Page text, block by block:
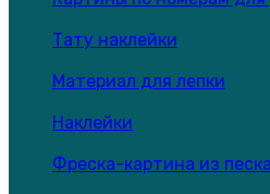
Тату наклейки
Материал для лепки
Наклейки
Фреска-картина из песка